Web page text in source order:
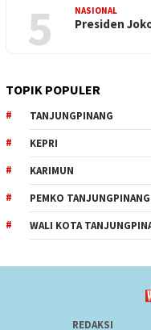
5 NASIONAL
Presiden
TOPIK POPULER
TANJUNGPINANG
KEPRI
KARIMUN
PEMKO TANJUNGPINANG
WALI KOTA
REDAKSI